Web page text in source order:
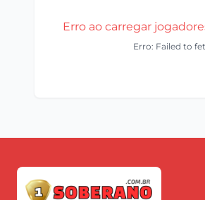
Erro ao carregar
Erro: Failed to